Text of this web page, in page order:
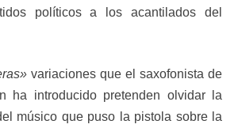
políticos a los acantilados del
variaciones que el saxofonista de
ha introducido pretenden olvidar la
músico que puso la pistola sobre la